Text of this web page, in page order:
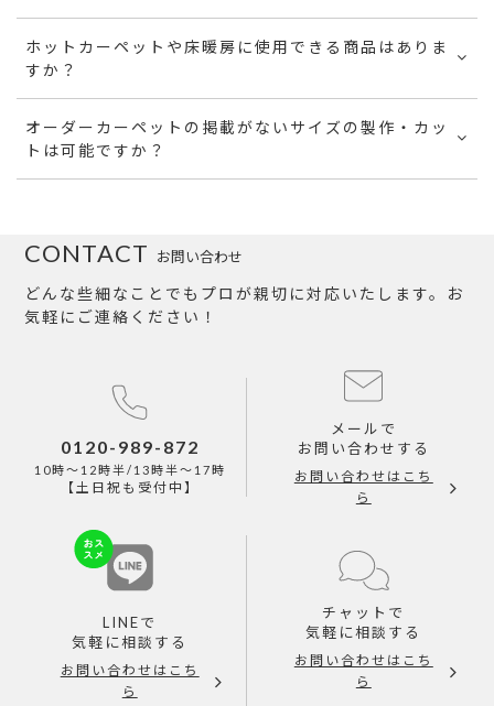
ホットカーペットや床暖房に使用できる商品はありま
すか？
オーダーカーペットの掲載がないサイズの製作・カッ
トは可能ですか？
お問い合わせ
CONTACT
どんな些細なことでもプロが親切に対応いたします。お
気軽にご連絡ください！
0120-989-872
10時～12時半/13時半～17時
【土日祝も受付中】
メールで
お問い合わせする
お問い合わせはこち
ら
LINEで
気軽に相談する
お問い合わせはこち
ら
チャットで
気軽に相談する
お問い合わせはこち
ら